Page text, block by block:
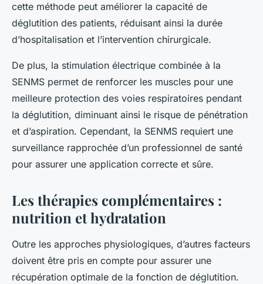
cette méthode peut améliorer la capacité de
déglutition des patients, réduisant ainsi la durée
d’hospitalisation et l’intervention chirurgicale.
De plus, la stimulation électrique combinée à la
SENMS permet de renforcer les muscles pour une
meilleure protection des voies respiratoires pendant
la déglutition, diminuant ainsi le risque de pénétration
et d’aspiration. Cependant, la SENMS requiert une
surveillance rapprochée d’un professionnel de santé
pour assurer une application correcte et sûre.
Les thérapies complémentaires :
nutrition et hydratation
Outre les approches physiologiques, d’autres facteurs
doivent être pris en compte pour assurer une
récupération optimale de la fonction de déglutition.